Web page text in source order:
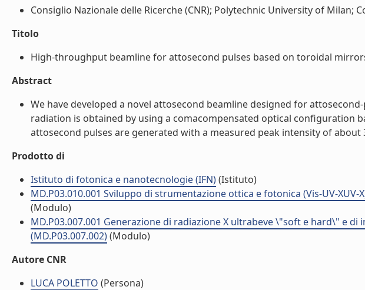
Consiglio Nazionale delle Ricerche (CNR); Polytechnic University of Milan;
Titolo
High-throughput beamline for attosecond pulses based on toroidal
Abstract
We have developed a novel attosecond beamline designed for
radiation is obtained by using a comacompensated optical
attosecond pulses are generated with a measured peak intensity of about
Prodotto di
Istituto di fotonica e nanotecnologie (IFN)(Istituto)
MD.P03.010.001 Sviluppo di strumentazione ottica e fotonica (Vis-UV-
(Modulo)
MD.P03.007.001 Generazione di radiazione X ultrabeve \"soft e hard\" e
(MD.P03.007.002)(Modulo)
Autore CNR
LUCA POLETTO (Persona)